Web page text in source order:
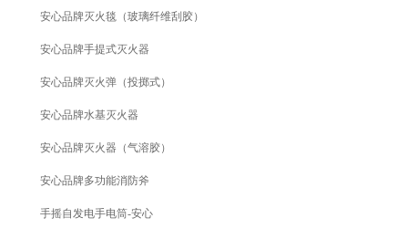
安心品牌灭火毯（玻璃纤维刮胶）
安心品牌手提式灭火器
安心品牌灭火弹（投掷式）
安心品牌水基灭火器
安心品牌灭火器（气溶胶）
安心品牌多功能消防斧
手摇自发电手电筒-安心